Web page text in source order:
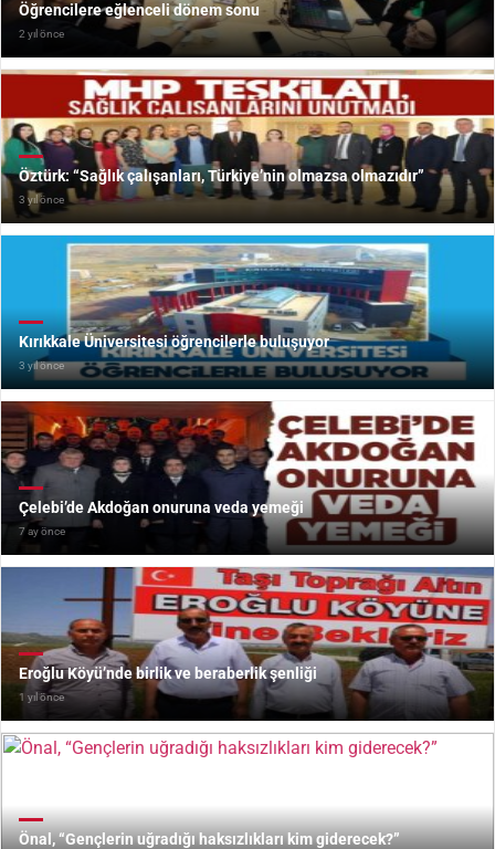
Öğrencilere eğlenceli dönem sonu
2 yıl önce
Öztürk: “Sağlık çalışanları, Türkiye’nin olmazsa olmazıdır”
3 yıl önce
Kırıkkale Üniversitesi öğrencilerle buluşuyor
3 yıl önce
Çelebi’de Akdoğan onuruna veda yemeği
7 ay önce
Eroğlu Köyü’nde birlik ve beraberlik şenliği
1 yıl önce
Önal, “Gençlerin uğradığı haksızlıkları kim giderecek?”